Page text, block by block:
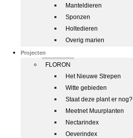
Manteldieren
Sponzen
Holtedieren
Overig marien
Projecten
FLORON
Het Nieuwe Strepen
Witte gebieden
Staat deze plant er nog?
Meetnet Muurplanten
Nectarindex
Oeverindex